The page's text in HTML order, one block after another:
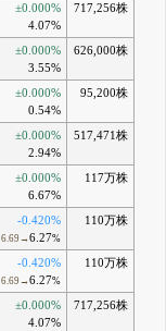
±0.000%
4.07%
717,256株
±0.000%
3.55%
626,000株
±0.000%
0.54%
95,200株
±0.000%
2.94%
517,471株
±0.000%
6.67%
117万株
-0.420%
6.69→ 6.27%
110万株
-0.420%
6.69→ 6.27%
110万株
±0.000%
4.07%
717,256株